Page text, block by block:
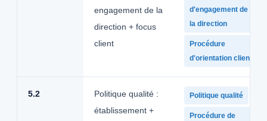
engagement de la
direction + focus
client
d'engagement de
la direction
Procédure
d'orientation client
5.2
Politique qualité :
établissement +
Politique qualité
Procédure de